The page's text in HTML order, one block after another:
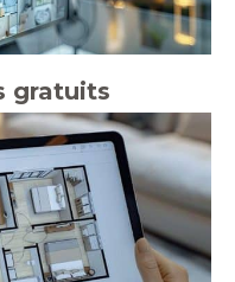
gratuits